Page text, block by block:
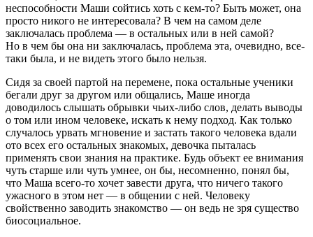
неспособности Маши сойтись хоть с кем-то? Быть может, она
просто никого не интересовала? В чем на самом деле
заключалась проблема — в остальных или в ней самой?
Но в чем бы она ни заключалась, проблема эта, очевидно, все-
таки была, и не видеть этого было нельзя.
Сидя за своей партой на перемене, пока остальные ученики
бегали друг за другом или общались, Маше иногда
доводилось слышать обрывки чьих-либо слов, делать выводы
о том или ином человеке, искать к нему подход. Как только
случалось урвать мгновение и застать такого человека вдали
ото всех его остальных знакомых, девочка пыталась
применять свои знания на практике. Будь объект ее внимания
чуть старше или чуть умнее, он бы, несомненно, понял бы,
что Маша всего-то хочет завести друга, что ничего такого
ужасного в этом нет — в общении с ней. Человеку
свойственно заводить знакомство — он ведь не зря существо
биосоциальное.